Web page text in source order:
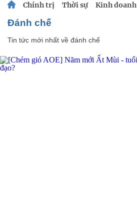
Chính trị Thời sự Kinh doanh
đánh chế
Tin tức mới nhất về đánh chế